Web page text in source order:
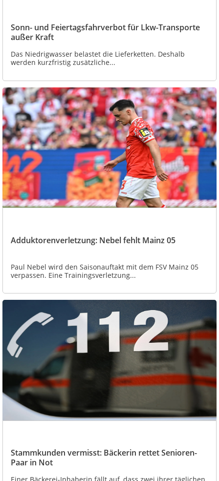
Sonn- und Feiertagsfahrverbot für Lkw-Transporte
außer Kraft
Das Niedrigwasser belastet die Lieferketten. Deshalb
werden kurzfristig zusätzliche...
Adduktorenverletzung: Nebel fehlt Mainz 05
Paul Nebel wird den Saisonauftakt mit dem FSV Mainz 05
verpassen. Eine Trainingsverletzung...
Stammkunden vermisst: Bäckerin rettet Senioren-
Paar in Not